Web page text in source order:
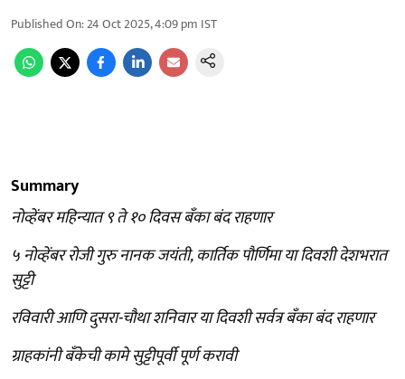
Published On:24 Oct 2025, 4:09 pm IST
Summary
नोव्हेंबर महिन्यात ९ ते १० दिवस बँका बंद राहणार
५ नोव्हेंबर रोजी गुरु नानक जयंती, कार्तिक पौर्णिमा या दिवशी देशभरात
सुट्टी
रविवारी आणि दुसरा-चौथा शनिवार या दिवशी सर्वत्र बँका बंद राहणार
ग्राहकांनी बँकेची कामे सुट्टीपूर्वी पूर्ण करावी